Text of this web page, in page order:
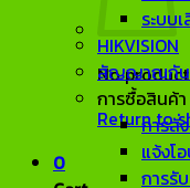
No
Return to
0
ระบบ
HIKVISION
สัญญาณกัน
การซื้อสินค้า
การสั่
แจ้งโ
การรั